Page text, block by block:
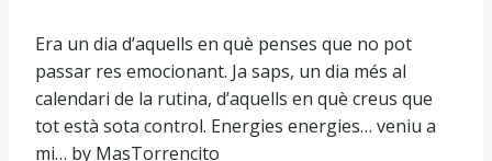
Era un dia d’aquells en què penses que no pot
passar res emocionant. Ja saps, un dia més al
calendari de la rutina, d’aquells en què creus que
tot està sota control. Energies energies… veniu a
mi… by MasTorrencito